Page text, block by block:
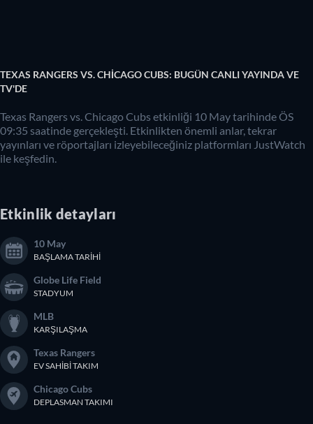
TEXAS RANGERS VS. CHICAGO CUBS: BUGÜN CANLI YAYINDA VE
TV'DE
Texas Rangers vs. Chicago Cubs etkinliği 10 May tarihinde ÖS
09:35 saatinde gerçekleşti. Etkinlikten önemli anlar, tekrar
yayınları ve röportajları izleyebileceğiniz platformları JustWatch
ile keşfedin.
Etkinlik detayları
10 May
BAŞLAMA TARIHI
Globe Life Field
STADYUM
MLB
KARŞILAŞMA
Texas Rangers
EV SAHIBI TAKIM
Chicago Cubs
DEPLASMAN TAKIMI